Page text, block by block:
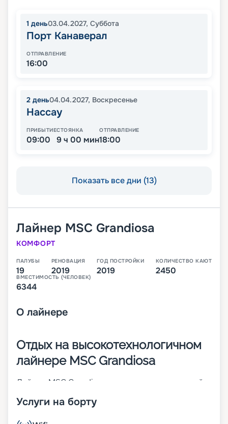
1 день03.04.2027, Суббота
Порт Канаверал
ОТПРАВЛЕНИЕ
16:00
2 день04.04.2027, Воскресенье
Нассау
ПРИБЫТИЕ
09:00
СТОЯНКА
9 ч 00 мин
ОТПРАВЛЕНИЕ
18:00
Показать все дни (13)
Лайнер MSC Grandiosa
КОМФОРТ
ПАЛУБЫ
19
РЕНОВАЦИЯ
2019
ГОД ПОСТРОЙКИ
2019
КОЛИЧЕСТВО КАЮТ
2450
ВМЕСТИМОСТЬ (ЧЕЛОВЕК)
6344
О лайнере
Отдых на высокотехнологичном
лайнере MSC Grandiosa
Лайнер MSC Grandiosa – высокотехнологичный
построен на верфи STX France в 2019 году. При
Услуги на борту